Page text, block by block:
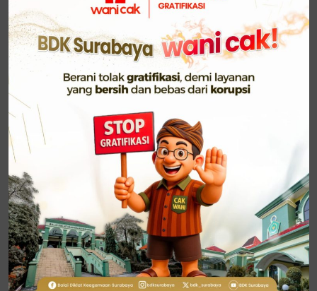
ditingkatkan di masing-masing daerah.
Hasil survei kemudian dirumuskan menjadi laporan
yang akan digunakan sebagai dasar dalam
penyusunan program pelatihan tahun 2026,
termasuk rancangan kurikulum dan silabusnya. AKP
ini juga memiliki fungsi strategis dalam mendukung
proses penjaminan mutu seperti ISO maupun
akreditasi lembaga.
“Kami mengawal laporan ini agar tepat waktu,
akurat, dan relevan dengan kebutuhan nyata di
lapangan,” ungkap Ani Nur Hidayati, Ketua Tim AKP.
Penyusunan laporan berhasil diselesaikan sesuai
dengan target timeline, yakni pada bulan Juni 2025.